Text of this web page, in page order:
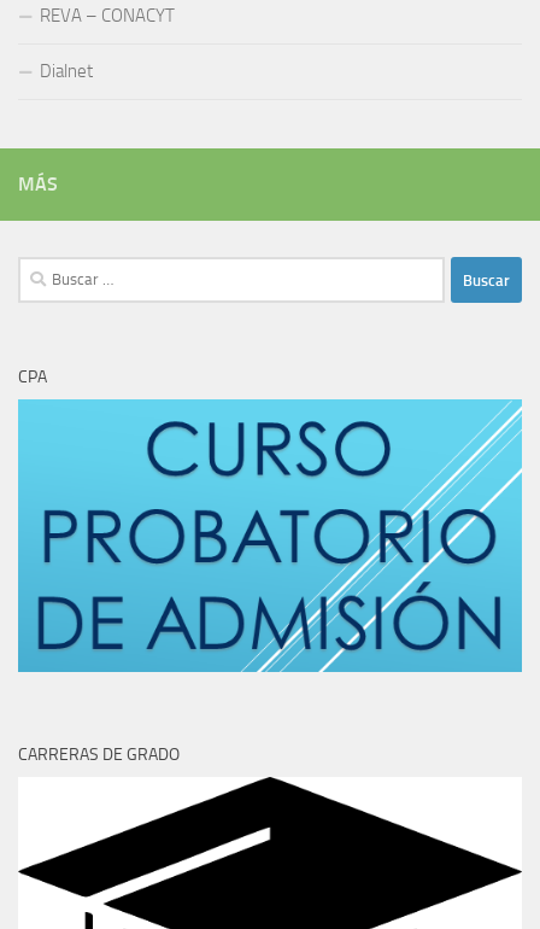
REVA – CONACYT
Dialnet
MÁS
Buscar:
CPA
CARRERAS DE GRADO